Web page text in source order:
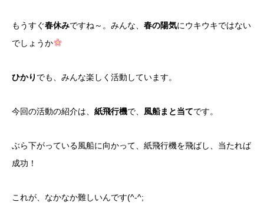
もうすぐ春休みですね～。みんな、 春の陽気にウキウキではない
でしょうか
ひかり でも、みんな楽しく活動しています。
今回の活動の紹介は、 紙飛行機で、 風船まと当てです。
ぶら下がっている風船に向かって、紙飛行機を飛ばし、当たれば
成功！
これが、なかなか難しいんです(^-^;